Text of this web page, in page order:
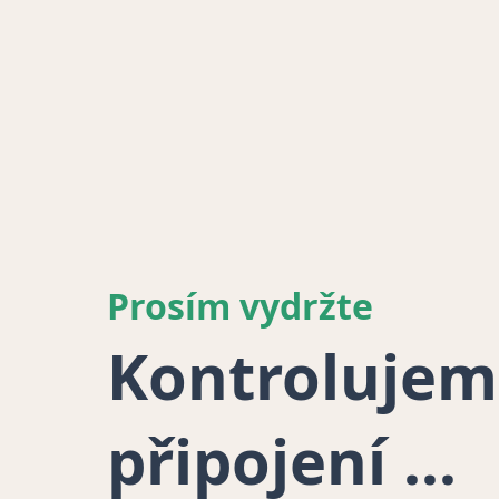
Prosím vydržte
připojení